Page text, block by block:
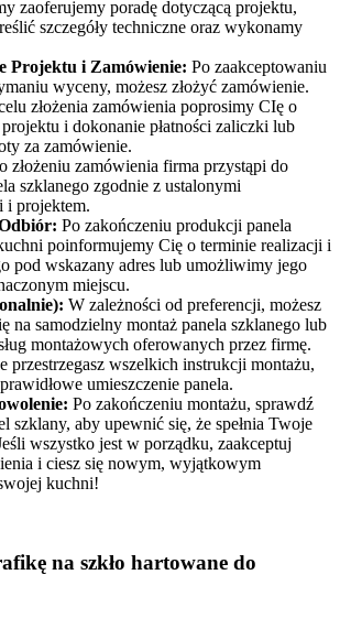
zaoferujemy poradę dotyczącą projektu,
szczegóły techniczne oraz wykonamy
Projektu i Zamówienie: Po zaakceptowaniu
wyceny, możesz złożyć zamówienie.
złożenia zamówienia poprosimy CIę o
i dokonanie płatności zaliczki lub
za zamówienie.
złożeniu zamówienia firma przystąpi do
szklanego zgodnie z ustalonymi
i projektem.
Po zakończeniu produkcji panela
poinformujemy Cię o terminie realizacji i
pod wskazany adres lub umożliwimy jego
miejscu.
W zależności od preferencji, możesz
na samodzielny montaż panela szklanego lub
montażowych oferowanych przez firmę.
przestrzegasz wszelkich instrukcji montażu,
umieszczenie panela.
Po zakończeniu montażu, sprawdź
szklany, aby upewnić się, że spełnia Twoje
wszystko jest w porządku, zaakceptuj
i ciesz się nowym, wyjątkowym
kuchni!
na szkło hartowane do